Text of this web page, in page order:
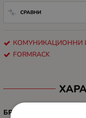
СРАВНИ
КОМУНИКАЦИОННИ
FORMRACK
БРОЙ СЕКЦИИ